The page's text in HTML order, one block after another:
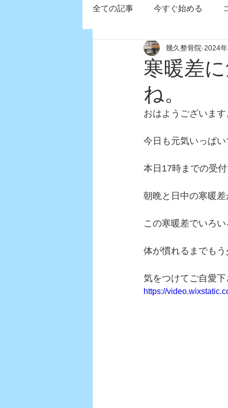
全ての記事 今すぐ始める
寒暖差
ね。
幾久整骨院 2024
おはようございます
今日も元気いっぱ
本日17時までの受
朝晩と日中の寒暖
この寒暖差でいろ
体が慣れるまでも
気をつけてご自愛
https://